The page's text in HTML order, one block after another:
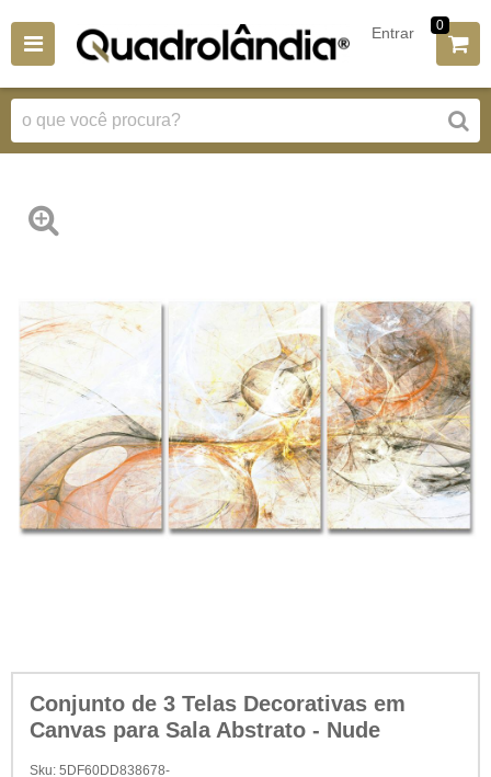
Entrar 0
Conjunto de 3 Telas Decorativas em
Canvas para Sala Abstrato - Nude
Sku: 5DF60DD838678-